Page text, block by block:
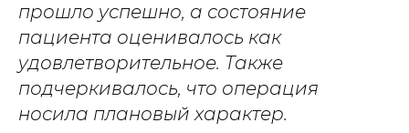
прошло успешно, а состояние
пациента оценивалось как
удовлетворительное. Также
подчеркивалось, что операция
носила плановый характер.